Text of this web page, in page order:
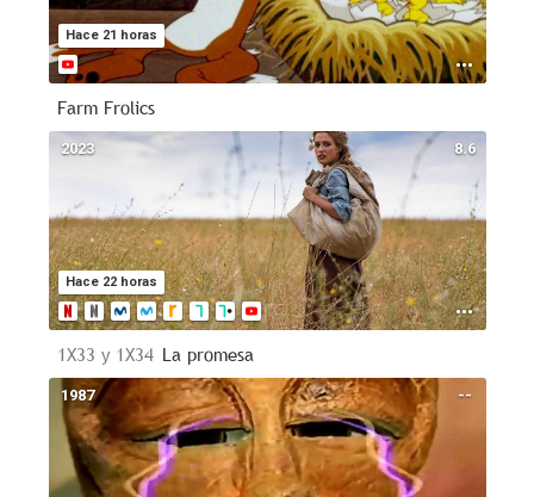
Hace 21 horas
Farm Frolics
8.6
Hace 22 horas
2023
1X33 y 1X34 La promesa
--
1987